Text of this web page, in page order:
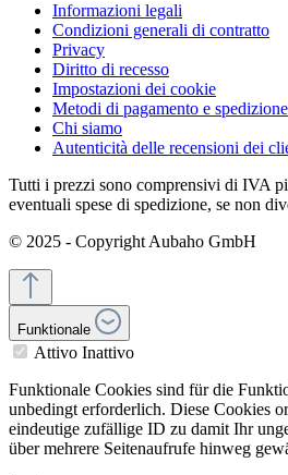
Informazioni legali
Condizioni generali di contratto
Privacy
Diritto di recesso
Impostazioni dei cookie
Metodi di pagamento e spedizione
Chi siamo
Autenticità delle recensioni dei
Tutti i prezzi sono comprensivi di IVA
eventuali spese di spedizione, se non
© 2025 - Copyright Aubaho GmbH
Funktionale
Attivo Inattivo
Funktionale Cookies sind für die
unbedingt erforderlich. Diese Cookies
eindeutige zufällige ID zu damit Ihr
über mehrere Seitenaufrufe hinweg